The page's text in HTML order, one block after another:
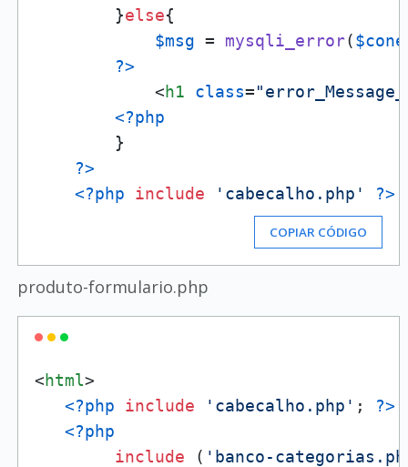
        }
else{
$msg = mysqli_error(
?>
<h1 class=
<?php
        }
?>
<?php
include 'cabecalho.php' ?>
COPIAR CÓDIGO
produto-formulario.php
<html>
<?php
include 'cabecalho.php' ; ?>
<?php
include ( 'banco-